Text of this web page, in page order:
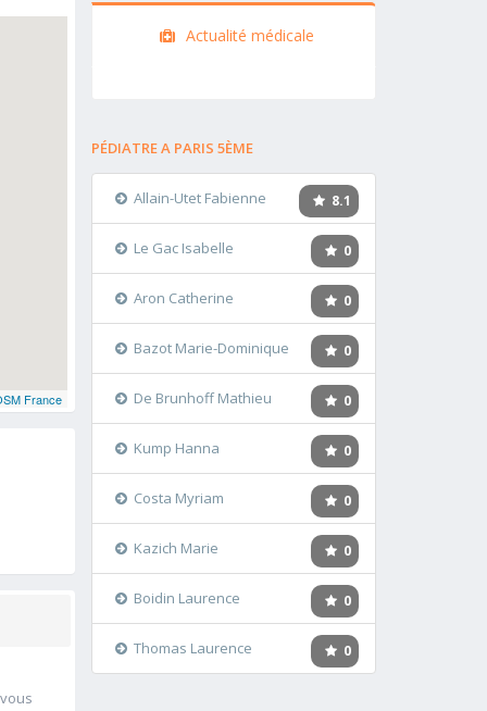
France
Actualité médicale
PÉDIATRE A PARIS 5ÈME
8.1
Allain-Utet Fabienne
0
Le Gac Isabelle
0
Aron Catherine
0
Bazot Marie-Dominique
0
De Brunhoff Mathieu
0
Kump Hanna
0
Costa Myriam
0
Kazich Marie
0
Boidin Laurence
0
Thomas Laurence